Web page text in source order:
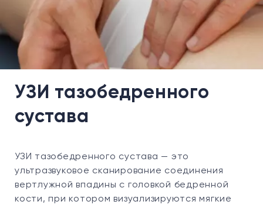
УЗИ тазобедренного
сустава
УЗИ тазобедренного сустава — это
ультразвуковое сканирование соединения
вертлужной впадины с головкой бедренной
кости, при котором визуализируются мягкие